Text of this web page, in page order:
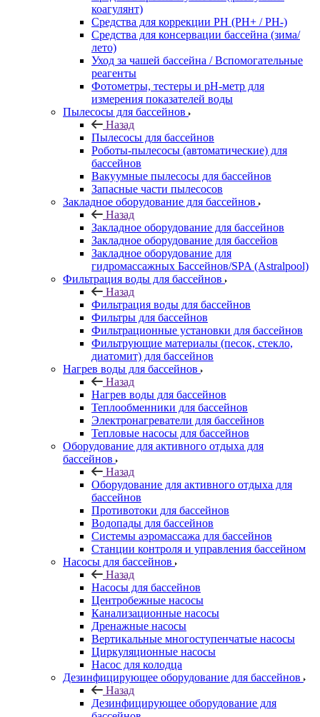
коагулянт)
Средства для коррекции PH (PH+ / PH-)
Средства для консервации бассейна (зима/
лето)
Уход за чашей бассейна / Вспомогательные
реагенты
Фотометры, тестеры и рН-метр для
измерения показателей воды
Пылесосы для бассейнов
Назад
Пылесосы для бассейнов
Роботы-пылесосы (автоматические) для
бассейнов
Вакуумные пылесосы для бассейнов
Запасные части пылесосов
Закладное оборудование для бассейнов
Назад
Закладное оборудование для бассейнов
Закладное оборудование для бассейов
Закладное оборудование для
гидромассажных Бассейнов/SPA (Astralpool)
Фильтрация воды для бассейнов
Назад
Фильтрация воды для бассейнов
Фильтры для бассейнов
Фильтрационные установки для бассейнов
Фильтрующие материалы (песок, стекло,
диатомит) для бассейнов
Нагрев воды для бассейнов
Назад
Нагрев воды для бассейнов
Теплообменники для бассейнов
Электронагреватели для бассейнов
Тепловые насосы для бассейнов
Оборудование для активного отдыха для
бассейнов
Назад
Оборудование для активного отдыха для
бассейнов
Противотоки для бассейнов
Водопады для бассейнов
Системы аэромассажа для бассейнов
Станции контроля и управления бассейном
Насосы для бассейнов
Назад
Насосы для бассейнов
Центробежные насосы
Канализационные насосы
Дренажные насосы
Вертикальные многоступенчатые насосы
Циркуляционные насосы
Насос для колодца
Дезинфицирующее оборудование для бассейнов
Назад
Дезинфицирующее оборудование для